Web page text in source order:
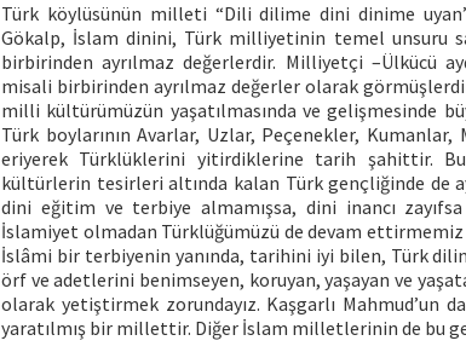
Türk köylüsünün milleti “Dili dilime dini dinime
Gökalp, İslam dinini, Türk milliyetinin temel unsuru
birbirinden ayrılmaz değerlerdir. Milliyetçi –Ülkücü
misali birbirinden ayrılmaz değerler olarak
milli kültürümüzün yaşatılmasında ve gelişmesinde
Türk boylarının Avarlar, Uzlar, Peçenekler,
eriyerek Türklüklerini yitirdiklerine tarih şahittir.
kültürlerin tesirleri altında kalan Türk gençliğinde de
dini eğitim ve terbiye almamışsa, dini inancı
İslamiyet olmadan Türklüğümüzü de devam
İslâmi bir terbiyenin yanında, tarihini iyi bilen, Türk
örf ve adetlerini benimseyen, koruyan, yaşayan ve
olarak yetiştirmek zorundayız. Kaşgarlı Mahmud’un
yaratılmış bir millettir. Diğer İslam milletlerinin de bu